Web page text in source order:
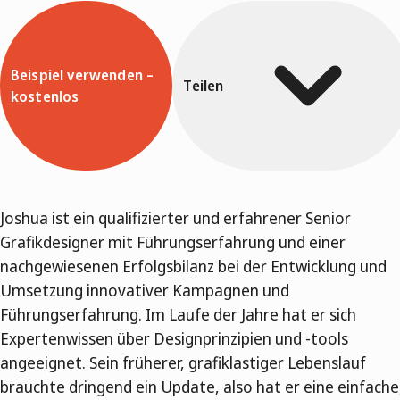
Beispiel verwenden –
kostenlos
Teilen
Joshua ist ein qualifizierter und erfahrener Senior
Grafikdesigner mit Führungserfahrung und einer
nachgewiesenen Erfolgsbilanz bei der Entwicklung und
Umsetzung innovativer Kampagnen und
Führungserfahrung. Im Laufe der Jahre hat er sich
Expertenwissen über Designprinzipien und -tools
angeeignet. Sein früherer, grafiklastiger Lebenslauf
brauchte dringend ein Update, also hat er eine